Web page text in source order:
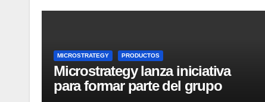
MICROSTRATEGY PRODUCTOS
Microstrategy lanza iniciativa
para formar parte del grupo